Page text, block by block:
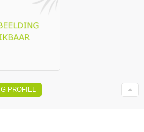
PROFIEL